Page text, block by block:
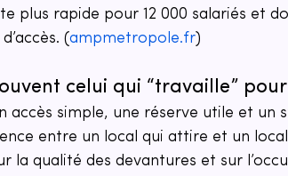
plus rapide pour 12 000 salariés et
(ampmetropole.fr)
celui qui “travaille”
accès simple, une réserve utile et un
entre un local qui attire et un local
la qualité des devantures et sur